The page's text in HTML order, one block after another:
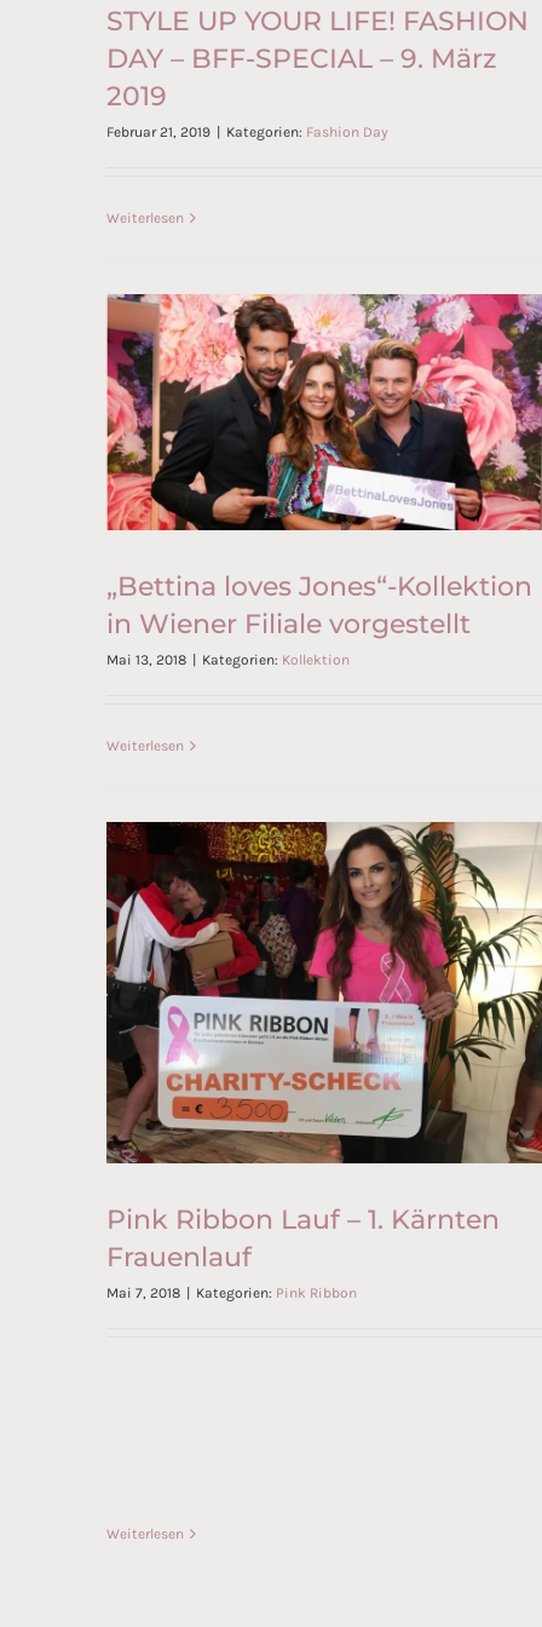
STYLE UP YOUR LIFE!
STYLE UP YOUR LIFE! FASHION
DAY – BFF-SPECIAL – 9. März
2019
Februar 21, 2019 Kategorien: Fashion Day
Weiterlesen
„Bettina loves Jones“-
„Bettina loves Jones“-Kollektion
in Wiener Filiale vorgestellt
Mai 13, 2018 Kategorien: Kollektion
Weiterlesen
Pink Ribbon Lauf – 1. Kärnten
Frauenlauf
Mai 7, 2018 Kategorien: Pink Ribbon
Weiterlesen